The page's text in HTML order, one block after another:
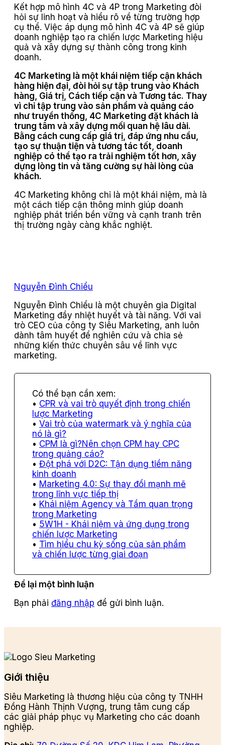
Kết hợp mô hình 4C và 4P trong Marketing đòi
hỏi sự linh hoạt và hiểu rõ về từng trường hợp
cụ thể. Việc áp dụng mô hình 4C và 4P sẽ giúp
doanh nghiệp tạo ra chiến lược Marketing hiệu
quả và xây dựng sự thành công trong kinh
doanh.
4C Marketing là một khái niệm tiếp cận khách
hàng hiện đại, đòi hỏi sự tập trung vào Khách
hàng, Giá trị, Cách tiếp cận và Tương tác. Thay
vì chỉ tập trung vào sản phẩm và quảng cáo
như truyền thống, 4C Marketing đặt khách là
trung tâm và xây dựng mối quan hệ lâu dài.
Bằng cách cung cấp giá trị, đáp ứng nhu cầu,
tạo sự thuận tiện và tương tác tốt, doanh
nghiệp có thể tạo ra trải nghiệm tốt hơn, xây
dựng lòng tin và tăng cường sự hài lòng của
khách.
4C Marketing không chỉ là một khái niệm, mà là
một cách tiếp cận thông minh giúp doanh
nghiệp phát triển bền vững và cạnh tranh trên
thị trường ngày càng khắc nghiệt.
Nguyễn Đình Chiểu
Nguyễn Đình Chiểu là một chuyên gia Digital
Marketing đầy nhiệt huyết và tài năng. Với vai
trò CEO của công ty Siêu Marketing, anh luôn
dành tâm huyết để nghiên cứu và chia sẻ
những kiến thức chuyên sâu về lĩnh vực
marketing.
CPR và vai trò quyết định trong chiến
lược Marketing
Vai trò của watermark và ý nghĩa của
nó là gì?
CPM là gì?Nên chọn CPM hay CPC
trong quảng cáo?
Đột phá với D2C: Tận dụng tiềm năng
kinh doanh
Marketing 4.0: Sự thay đổi mạnh mẽ
trong lĩnh vực tiếp thị
Khái niệm Agency và Tầm quan trọng
trong Marketing
5W1H - Khái niệm và ứng dụng trong
chiến lược Marketing
Tìm hiểu chu kỳ sống của sản phẩm
và chiến lược từng giai đoạn
Để lại một bình luận
Bạn phải đăng nhập để gửi bình luận.
Giới thiệu
Siêu Marketing là thương hiệu của công ty TNHH
Đồng Hành Thịnh Vượng, trung tâm cung cấp
các giải pháp phục vụ Marketing cho các doanh
nghiệp.